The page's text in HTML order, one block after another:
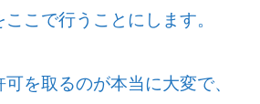
こで行うことにします。
を取るのが本当に大変で、